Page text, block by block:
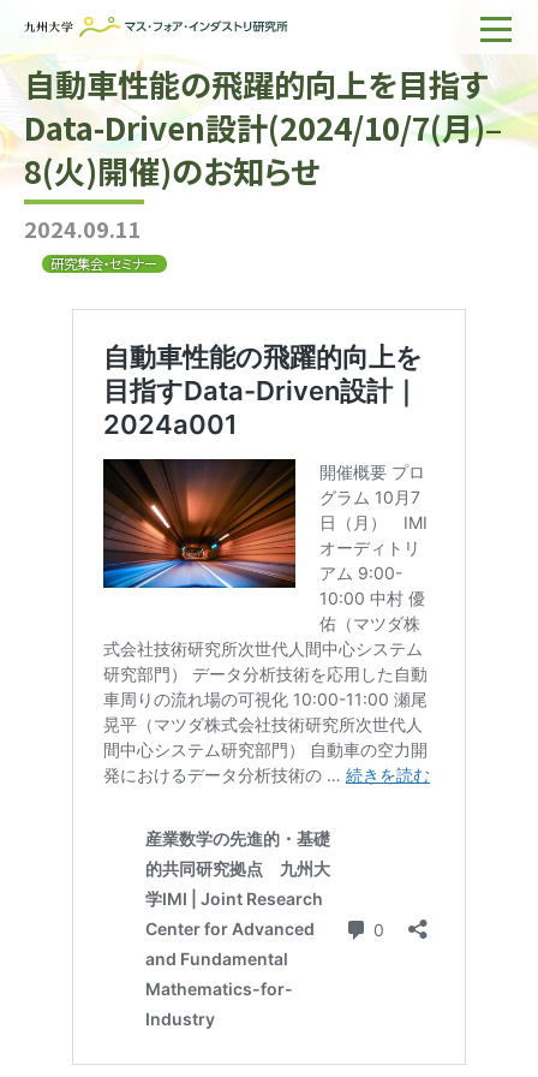
ホーム
IMIについて
組織・所員
研究活動
サイト内検索 English
自動車性能の飛躍的向上を目指す
Data-Driven設計(2024/10/7(月)–
8(火)開催)のお知らせ
2024.09.11
研究集会・セミナー